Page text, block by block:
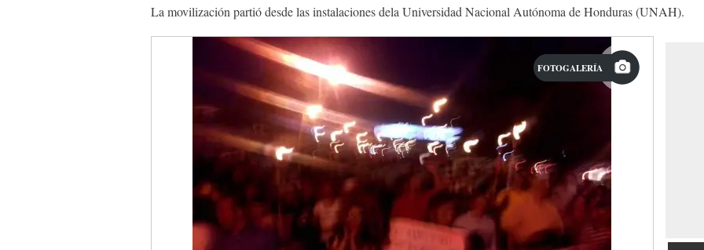
La movilización partió desde las instalaciones dela Universidad Nacional Autónoma de Honduras (UNAH).
FOTOGALERÍA